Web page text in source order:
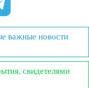
важные новости
свидетелями